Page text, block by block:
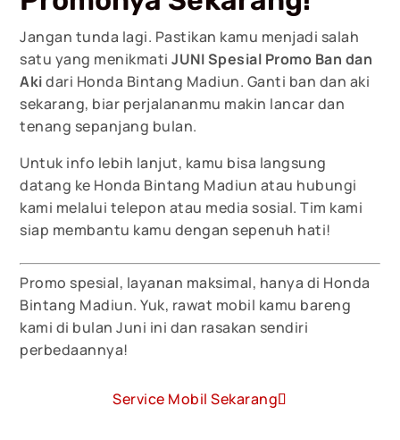
Jangan tunda lagi. Pastikan kamu menjadi salah
satu yang menikmatiJUNI Spesial Promo Ban dan
Akidari Honda Bintang Madiun. Ganti ban dan aki
sekarang, biar perjalananmu makin lancar dan
tenang sepanjang bulan.
Untuk info lebih lanjut, kamu bisa langsung
datang ke Honda Bintang Madiun atau hubungi
kami melalui telepon atau media sosial. Tim kami
siap membantu kamu dengan sepenuh hati!
Promo spesial, layanan maksimal, hanya di Honda
Bintang Madiun. Yuk, rawat mobil kamu bareng
kami di bulan Juni ini dan rasakan sendiri
perbedaannya!
Service Mobil Sekarang